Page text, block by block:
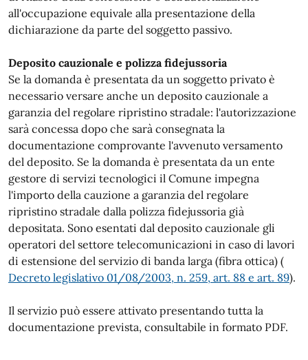
all'occupazione equivale alla presentazione della
dichiarazione da parte del soggetto passivo.
Deposito cauzionale e polizza fidejussoria
Se la domanda è presentata da un soggetto privato è
necessario versare anche un deposito cauzionale a
garanzia del regolare ripristino stradale: l'autorizzazione
sarà concessa dopo che sarà consegnata la
documentazione comprovante l'avvenuto versamento
del deposito. Se la domanda è presentata da un ente
gestore di servizi tecnologici il Comune impegna
l'importo della cauzione a garanzia del regolare
ripristino stradale dalla polizza fidejussoria già
depositata. Sono esentati dal deposito cauzionale gli
operatori del settore telecomunicazioni in caso di lavori
di estensione del servizio di banda larga (fibra ottica) (
Decreto legislativo 01/08/2003, n. 259, art. 88 e art. 89).
Il servizio può essere attivato presentando tutta la
documentazione prevista, consultabile in formato PDF.